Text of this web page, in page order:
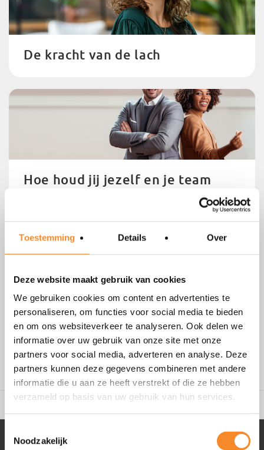
Toestemming Details Over
Deze website maakt gebruik van cookies
We gebruiken cookies om content en advertenties te
personaliseren, om functies voor social media te bieden
en om ons websiteverkeer te analyseren. Ook delen we
informatie over uw gebruik van onze site met onze
partners voor social media, adverteren en analyse. Deze
partners kunnen deze gegevens combineren met andere
informatie die u aan ze heeft verstrekt of die ze hebben
verzameld op basis van uw gebruik van hun services.
Noodzakelijk
De kracht van de lach
Hoe houd jij jezelf en je team
Werkgeluk
9.4